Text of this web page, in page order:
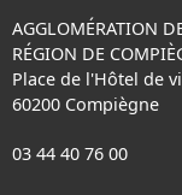
AGGLOMÉRATION
RÉGION DE
Place de l'Hôtel de
60200 Compiègne
03 44 40 76 00